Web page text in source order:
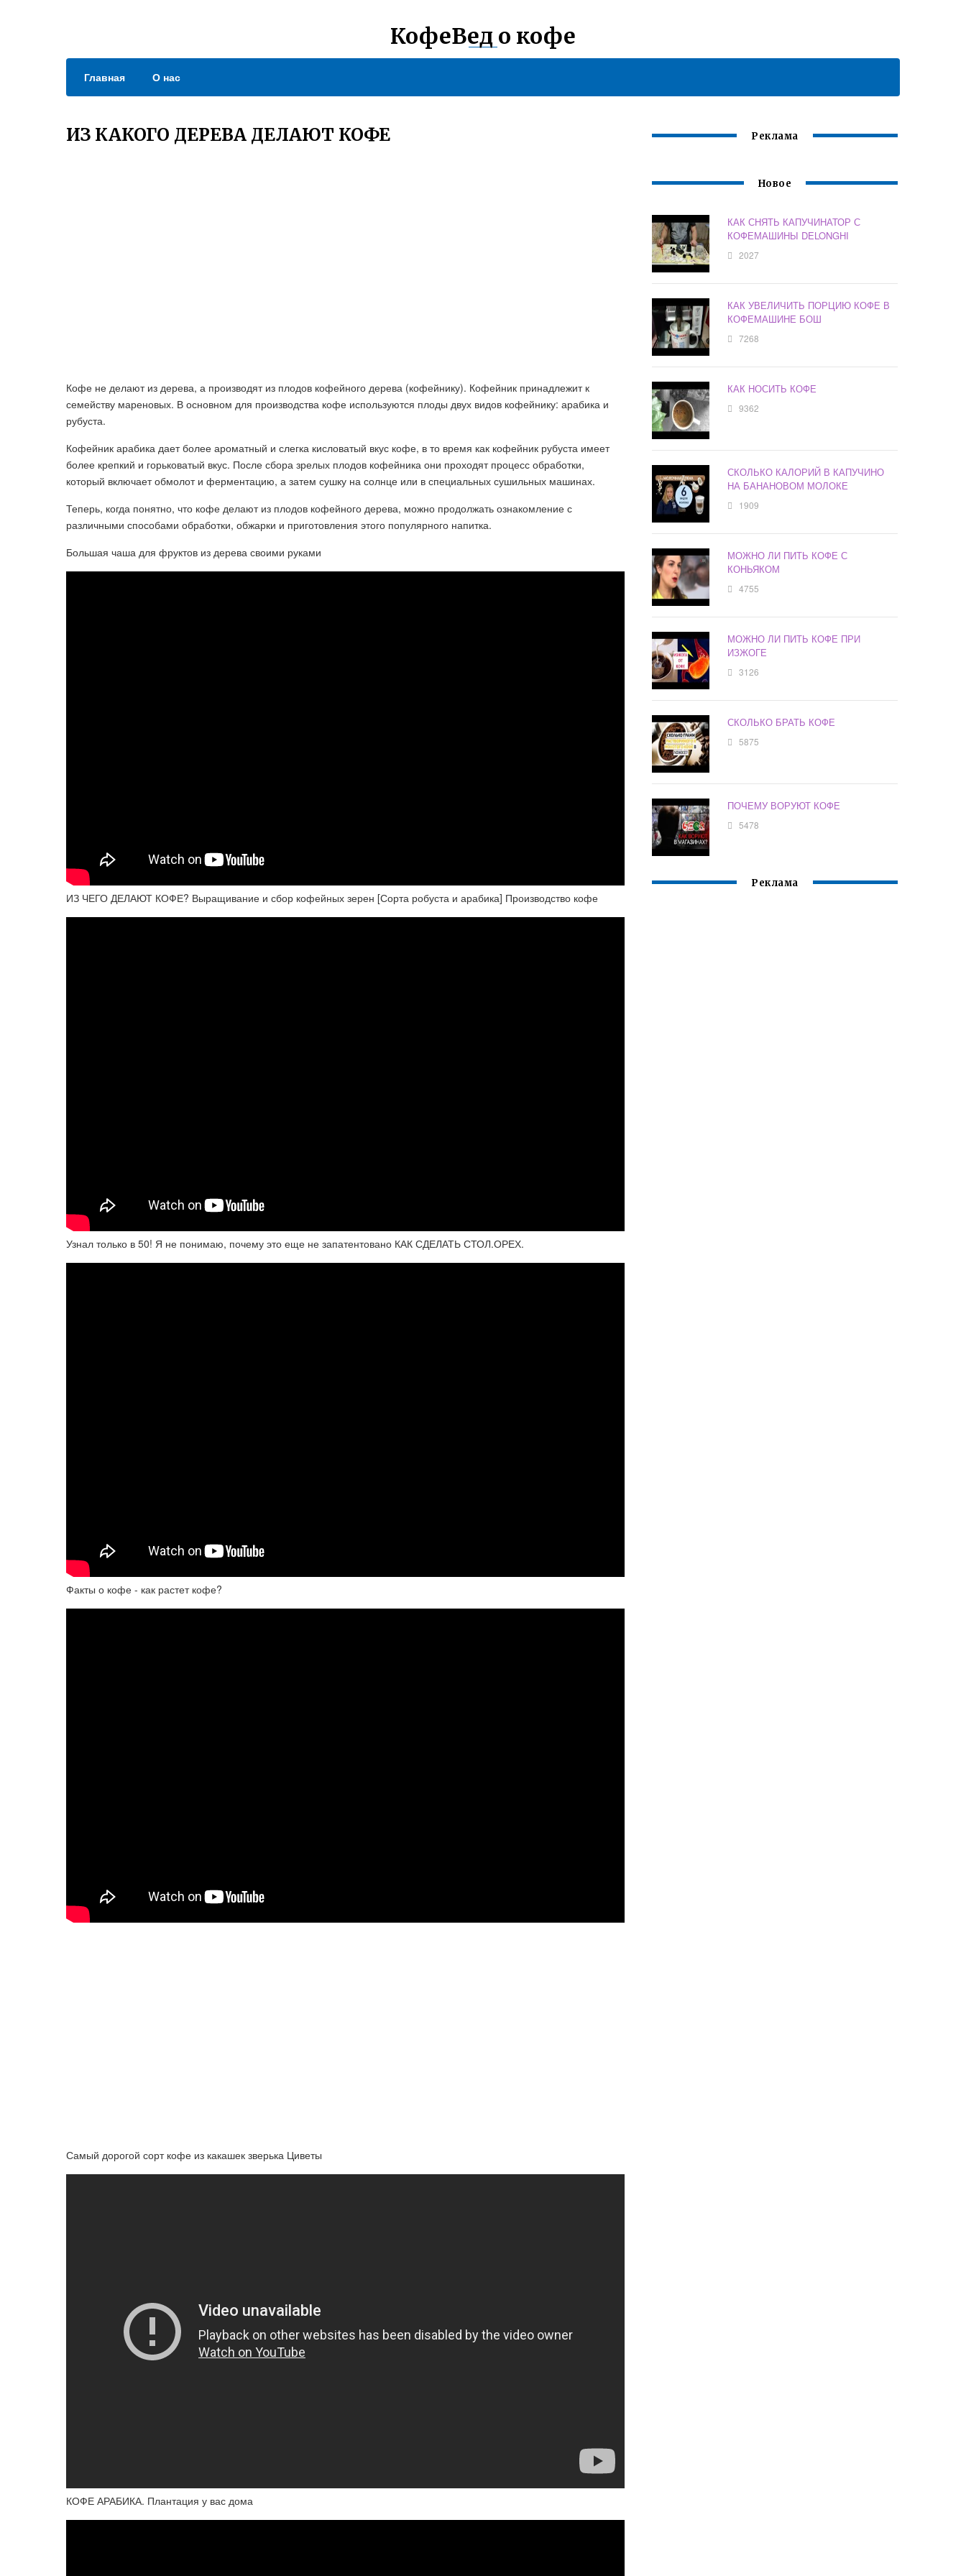
КофеВед о кофе
Главная О нас
ИЗ КАКОГО ДЕРЕВА ДЕЛАЮТ КОФЕ
Кофе не делают из дерева, а производят из плодов кофейного дерева (кофейнику). Кофейник принадлежит к
семейству мареновых. В основном для производства кофе используются плоды двух видов кофейнику: арабика и
рубуста.
Кофейник арабика дает более ароматный и слегка кисловатый вкус кофе, в то время как кофейник рубуста имеет
более крепкий и горьковатый вкус. После сбора зрелых плодов кофейника они проходят процесс обработки,
который включает обмолот и ферментацию, а затем сушку на солнце или в специальных сушильных машинах.
Теперь, когда понятно, что кофе делают из плодов кофейного дерева, можно продолжать ознакомление с
различными способами обработки, обжарки и приготовления этого популярного напитка.
Большая чаша для фруктов из дерева своими руками
ИЗ ЧЕГО ДЕЛАЮТ КОФЕ? Выращивание и сбор кофейных зерен [Сорта робуста и арабика] Производство кофе
Узнал только в 50! Я не понимаю, почему это еще не запатентовано КАК СДЕЛАТЬ СТОЛ.ОРЕХ.
Факты о кофе - как растет кофе?
Самый дорогой сорт кофе из какашек зверька Циветы
КОФЕ АРАБИКА. Плантация у вас дома
Реклама
Новое
КАК СНЯТЬ КАПУЧИНАТОР С
КОФЕМАШИНЫ DELONGHI
2027
КАК УВЕЛИЧИТЬ ПОРЦИЮ КОФЕ В
КОФЕМАШИНЕ БОШ
7268
КАК НОСИТЬ КОФЕ
9362
СКОЛЬКО КАЛОРИЙ В КАПУЧИНО
НА БАНАНОВОМ МОЛОКЕ
1909
МОЖНО ЛИ ПИТЬ КОФЕ С
КОНЬЯКОМ
4755
МОЖНО ЛИ ПИТЬ КОФЕ ПРИ
ИЗЖОГЕ
3126
СКОЛЬКО БРАТЬ КОФЕ
5875
ПОЧЕМУ ВОРУЮТ КОФЕ
5478
Реклама